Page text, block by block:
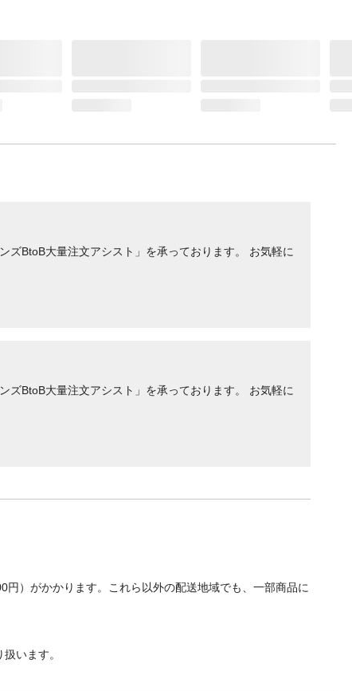
ズBtoB大量注文アシスト」を承っております。 お気軽に
ズBtoB大量注文アシスト」を承っております。 お気軽に
）がかかります。これら以外の配送地域でも、一部商品に
います。